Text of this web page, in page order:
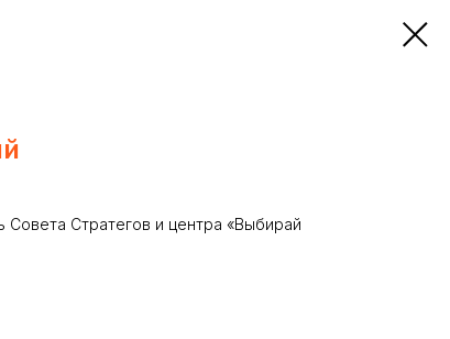
Совета Стратегов и центра «Выбирай